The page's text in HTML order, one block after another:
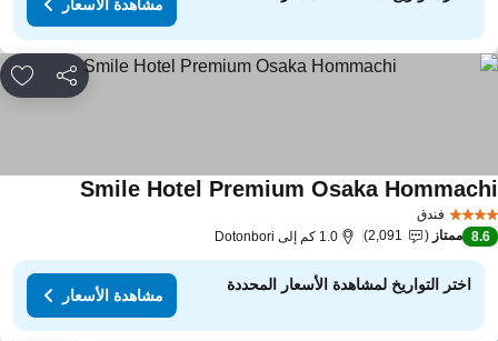
مشاهدة الأسعار
مشاركة
فندق
Smile Hotel Premium Osakaمشاهدة
8.6 ممتاز 2,091 1.0 كم إلى Dotonbori
اختر التواريخ لمشاهدة الأسعار المحددة
مشاهدة الأسعار